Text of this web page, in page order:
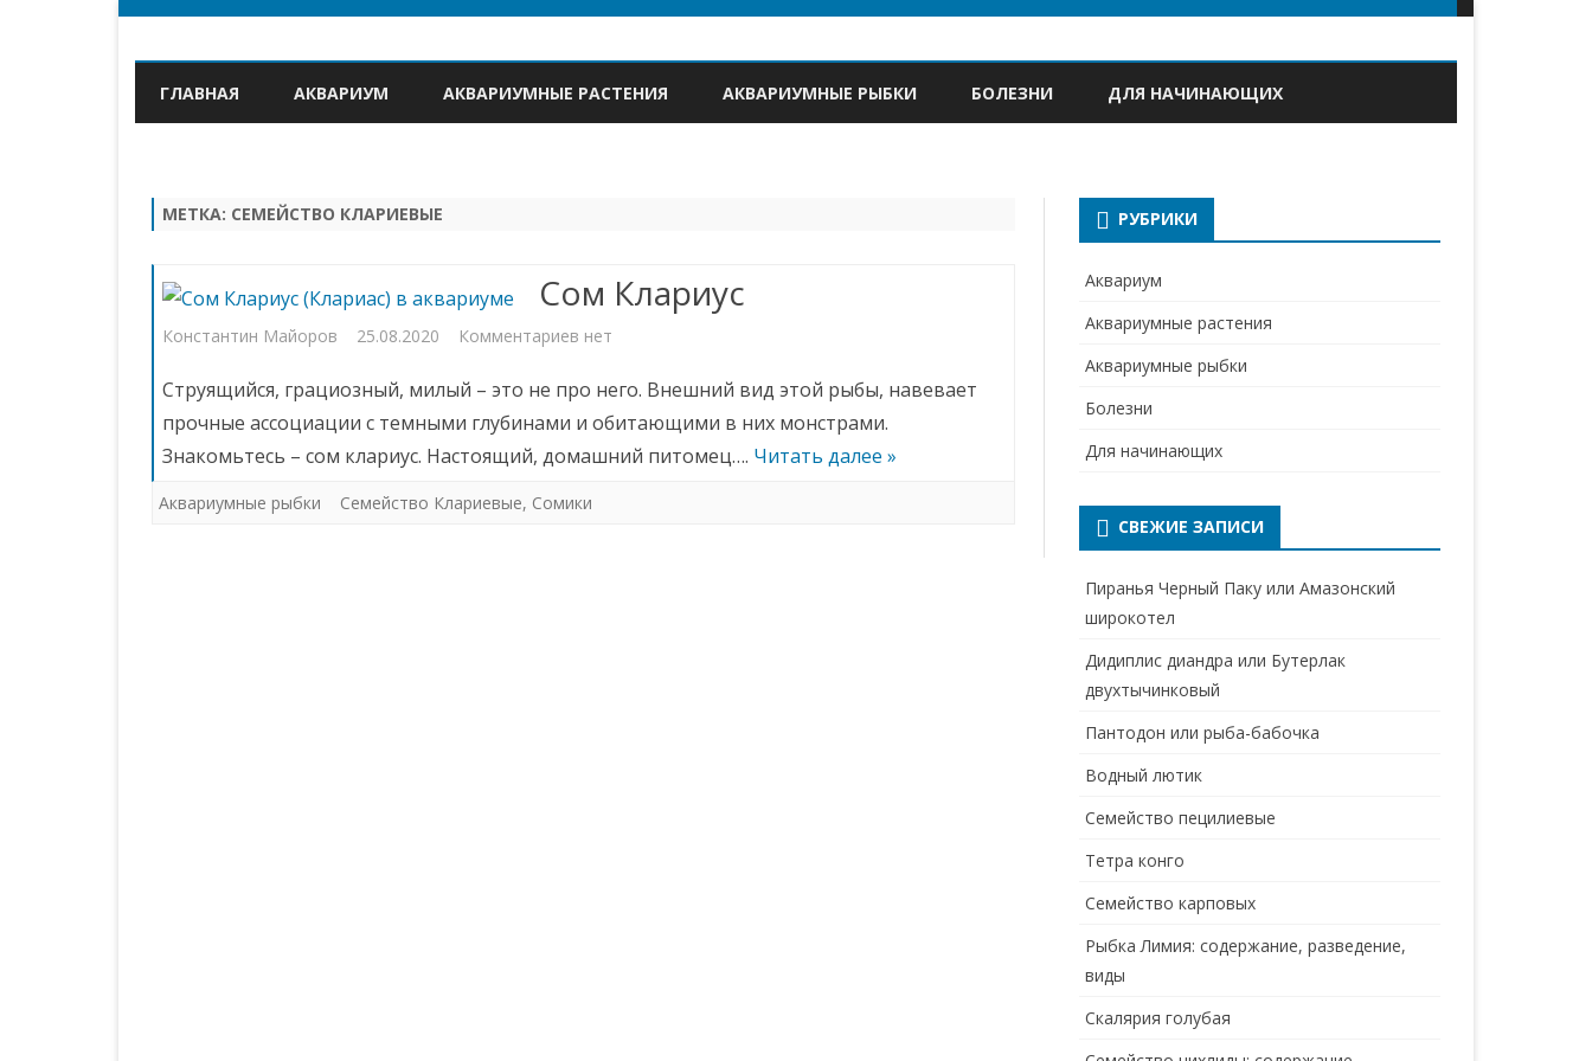
to
ГЛАВНАЯ АКВАРИУМ АКВАРИУМНЫЕ РАСТЕНИЯ АКВАРИУМНЫЕ РЫБКИ БОЛЕЗНИ ДЛЯ НАЧИНАЮЩИХ
МЕТКА: СЕМЕЙСТВО КЛАРИЕВЫЕ
Сом Клариус
Константин Майоров 25.08.2020 Комментариев к
Сом
Клариус
нет
Струящийся, грациозный, милый – это не про него. Внешний вид этой рыбы, навевает
прочные ассоциации с темными глубинами и обитающими в них монстрами.
Знакомьтесь – сом клариус. Настоящий, домашний питомец…. Читать далее »
Аквариумные рыбки Семейство Клариевые, Сомики
РУБРИКИ
Аквариум
Аквариумные растения
Аквариумные рыбки
Болезни
Для начинающих
СВЕЖИЕ ЗАПИСИ
Пиранья Черный Паку или Амазонский
широкотел
Дидиплис диандра или Бутерлак
двухтычинковый
Пантодон или рыба-бабочка
Водный лютик
Семейство пецилиевые
Тетра конго
Семейство карповых
Рыбка Лимия: содержание, разведение,
виды
Скалярия голубая